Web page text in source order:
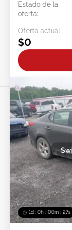
Estado de la
oferta:
Oferta actual:
$0
1d : 0h : 00m : 24s